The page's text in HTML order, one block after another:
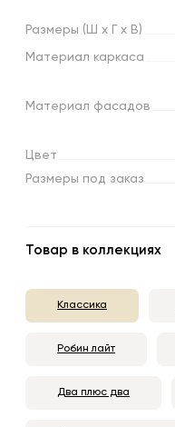
Размеры (Ш х х В)
Материал каркаса
Материал фасадов
Цвет
Размеры под заказ
Товар в коллекциях
Классика
Робин лайт
Два плюс два